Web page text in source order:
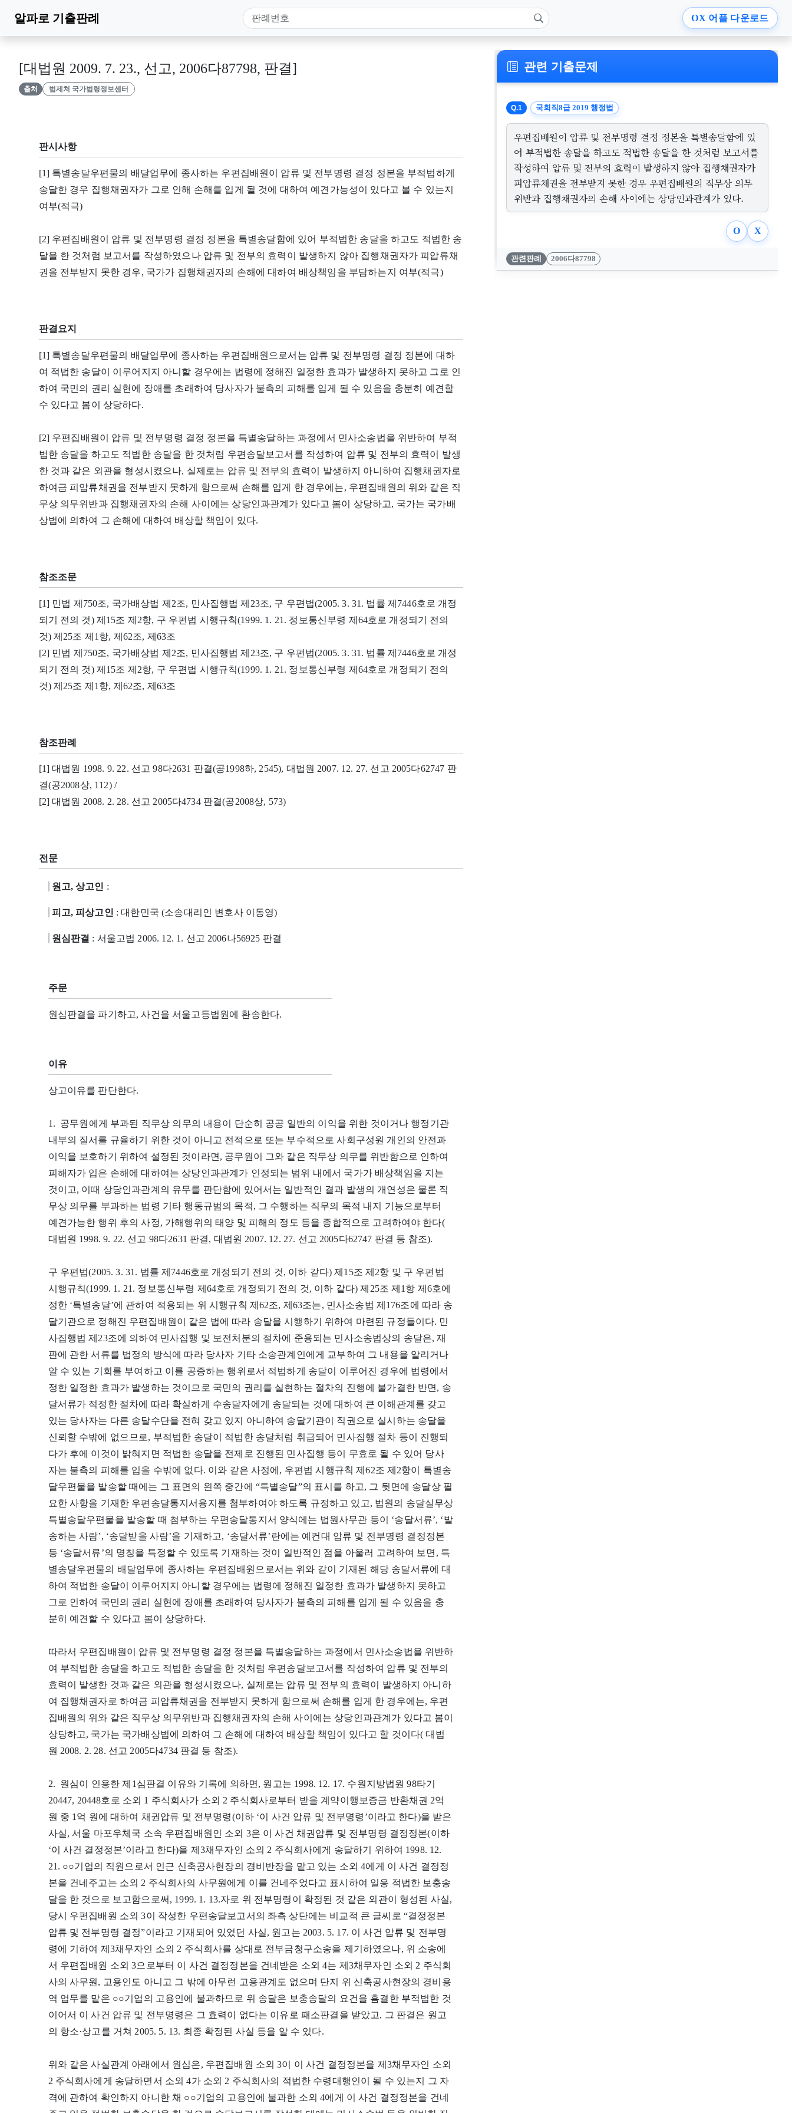
알파로 기출판례 OX 어플 다운로드
[대법원 2009. 7. 23., 선고, 2006다87798, 판결]
출처 법제처 국가법령정보센터
판시사항
[1] 특별송달우편물의 배달업무에 종사하는 우편집배원이 압류 및 전부명령 결정 정본을 부적법하게
송달한 경우 집행채권자가 그로 인해 손해를 입게 될 것에 대하여 예견가능성이 있다고 볼 수 있는지
여부(적극)
[2] 우편집배원이 압류 및 전부명령 결정 정본을 특별송달함에 있어 부적법한 송달을 하고도 적법한 송
달을 한 것처럼 보고서를 작성하였으나 압류 및 전부의 효력이 발생하지 않아 집행채권자가 피압류채
권을 전부받지 못한 경우, 국가가 집행채권자의 손해에 대하여 배상책임을 부담하는지 여부(적극)
판결요지
[1] 특별송달우편물의 배달업무에 종사하는 우편집배원으로서는 압류 및 전부명령 결정 정본에 대하
여 적법한 송달이 이루어지지 아니할 경우에는 법령에 정해진 일정한 효과가 발생하지 못하고 그로 인
하여 국민의 권리 실현에 장애를 초래하여 당사자가 불측의 피해를 입게 될 수 있음을 충분히 예견할
수 있다고 봄이 상당하다.
[2] 우편집배원이 압류 및 전부명령 결정 정본을 특별송달하는 과정에서 민사소송법을 위반하여 부적
법한 송달을 하고도 적법한 송달을 한 것처럼 우편송달보고서를 작성하여 압류 및 전부의 효력이 발생
한 것과 같은 외관을 형성시켰으나, 실제로는 압류 및 전부의 효력이 발생하지 아니하여 집행채권자로
하여금 피압류채권을 전부받지 못하게 함으로써 손해를 입게 한 경우에는, 우편집배원의 위와 같은 직
무상 의무위반과 집행채권자의 손해 사이에는 상당인과관계가 있다고 봄이 상당하고, 국가는 국가배
상법에 의하여 그 손해에 대하여 배상할 책임이 있다.
참조조문
[1] 민법 제750조, 국가배상법 제2조, 민사집행법 제23조, 구 우편법(2005. 3. 31. 법률 제7446호로 개정
되기 전의 것) 제15조 제2항, 구 우편법 시행규칙(1999. 1. 21. 정보통신부령 제64호로 개정되기 전의
것) 제25조 제1항, 제62조, 제63조
[2] 민법 제750조, 국가배상법 제2조, 민사집행법 제23조, 구 우편법(2005. 3. 31. 법률 제7446호로 개정
되기 전의 것) 제15조 제2항, 구 우편법 시행규칙(1999. 1. 21. 정보통신부령 제64호로 개정되기 전의
것) 제25조 제1항, 제62조, 제63조
참조판례
[1] 대법원 1998. 9. 22. 선고 98다2631 판결(공1998하, 2545), 대법원 2007. 12. 27. 선고 2005다62747 판
결(공2008상, 112) /
[2] 대법원 2008. 2. 28. 선고 2005다4734 판결(공2008상, 573)
전문
원고, 상고인 :
피고, 피상고인 : 대한민국 (소송대리인 변호사 이동영)
원심판결 : 서울고법 2006. 12. 1. 선고 2006나56925 판결
주문
원심판결을 파기하고, 사건을 서울고등법원에 환송한다.
이유
상고이유를 판단한다.
1. 공무원에게 부과된 직무상 의무의 내용이 단순히 공공 일반의 이익을 위한 것이거나 행정기관
내부의 질서를 규율하기 위한 것이 아니고 전적으로 또는 부수적으로 사회구성원 개인의 안전과
이익을 보호하기 위하여 설정된 것이라면, 공무원이 그와 같은 직무상 의무를 위반함으로 인하여
피해자가 입은 손해에 대하여는 상당인과관계가 인정되는 범위 내에서 국가가 배상책임을 지는
것이고, 이때 상당인과관계의 유무를 판단함에 있어서는 일반적인 결과 발생의 개연성은 물론 직
무상 의무를 부과하는 법령 기타 행동규범의 목적, 그 수행하는 직무의 목적 내지 기능으로부터
예견가능한 행위 후의 사정, 가해행위의 태양 및 피해의 정도 등을 종합적으로 고려하여야 한다(
대법원 1998. 9. 22. 선고 98다2631 판결, 대법원 2007. 12. 27. 선고 2005다62747 판결 등 참조).
구 우편법(2005. 3. 31. 법률 제7446호로 개정되기 전의 것, 이하 같다) 제15조 제2항 및 구 우편법
시행규칙(1999. 1. 21. 정보통신부령 제64호로 개정되기 전의 것, 이하 같다) 제25조 제1항 제6호에
정한 ‘특별송달’에 관하여 적용되는 위 시행규칙 제62조, 제63조는, 민사소송법 제176조에 따라 송
달기관으로 정해진 우편집배원이 같은 법에 따라 송달을 시행하기 위하여 마련된 규정들이다. 민
사집행법 제23조에 의하여 민사집행 및 보전처분의 절차에 준용되는 민사소송법상의 송달은, 재
판에 관한 서류를 법정의 방식에 따라 당사자 기타 소송관계인에게 교부하여 그 내용을 알리거나
알 수 있는 기회를 부여하고 이를 공증하는 행위로서 적법하게 송달이 이루어진 경우에 법령에서
정한 일정한 효과가 발생하는 것이므로 국민의 권리를 실현하는 절차의 진행에 불가결한 반면, 송
달서류가 적정한 절차에 따라 확실하게 수송달자에게 송달되는 것에 대하여 큰 이해관계를 갖고
있는 당사자는 다른 송달수단을 전혀 갖고 있지 아니하여 송달기관이 직권으로 실시하는 송달을
신뢰할 수밖에 없으므로, 부적법한 송달이 적법한 송달처럼 취급되어 민사집행 절차 등이 진행되
다가 후에 이것이 밝혀지면 적법한 송달을 전제로 진행된 민사집행 등이 무효로 될 수 있어 당사
자는 불측의 피해를 입을 수밖에 없다. 이와 같은 사정에, 우편법 시행규칙 제62조 제2항이 특별송
달우편물을 발송할 때에는 그 표면의 왼쪽 중간에 “특별송달”의 표시를 하고, 그 뒷면에 송달상 필
요한 사항을 기재한 우편송달통지서용지를 첨부하여야 하도록 규정하고 있고, 법원의 송달실무상
특별송달우편물을 발송할 때 첨부하는 우편송달통지서 양식에는 법원사무관 등이 ‘송달서류’, ‘발
송하는 사람’, ‘송달받을 사람’을 기재하고, ‘송달서류’란에는 예컨대 압류 및 전부명령 결정정본
등 ‘송달서류’의 명칭을 특정할 수 있도록 기재하는 것이 일반적인 점을 아울러 고려하여 보면, 특
별송달우편물의 배달업무에 종사하는 우편집배원으로서는 위와 같이 기재된 해당 송달서류에 대
하여 적법한 송달이 이루어지지 아니할 경우에는 법령에 정해진 일정한 효과가 발생하지 못하고
그로 인하여 국민의 권리 실현에 장애를 초래하여 당사자가 불측의 피해를 입게 될 수 있음을 충
분히 예견할 수 있다고 봄이 상당하다.
따라서 우편집배원이 압류 및 전부명령 결정 정본을 특별송달하는 과정에서 민사소송법을 위반하
여 부적법한 송달을 하고도 적법한 송달을 한 것처럼 우편송달보고서를 작성하여 압류 및 전부의
효력이 발생한 것과 같은 외관을 형성시켰으나, 실제로는 압류 및 전부의 효력이 발생하지 아니하
여 집행채권자로 하여금 피압류채권을 전부받지 못하게 함으로써 손해를 입게 한 경우에는, 우편
집배원의 위와 같은 직무상 의무위반과 집행채권자의 손해 사이에는 상당인과관계가 있다고 봄이
상당하고, 국가는 국가배상법에 의하여 그 손해에 대하여 배상할 책임이 있다고 할 것이다( 대법
원 2008. 2. 28. 선고 2005다4734 판결 등 참조).
2. 원심이 인용한 제1심판결 이유와 기록에 의하면, 원고는 1998. 12. 17. 수원지방법원 98타기
20447, 20448호로 소외 1 주식회사가 소외 2 주식회사로부터 받을 계약이행보증금 반환채권 2억
원 중 1억 원에 대하여 채권압류 및 전부명령(이하 ‘이 사건 압류 및 전부명령’이라고 한다)을 받은
사실, 서울 마포우체국 소속 우편집배원인 소외 3은 이 사건 채권압류 및 전부명령 결정정본(이하
‘이 사건 결정정본’이라고 한다)을 제3채무자인 소외 2 주식회사에게 송달하기 위하여 1998. 12.
21. ○○기업의 직원으로서 인근 신축공사현장의 경비반장을 맡고 있는 소외 4에게 이 사건 결정정
본을 건네주고는 소외 2 주식회사의 사무원에게 이를 건네주었다고 표시하여 일응 적법한 보충송
달을 한 것으로 보고함으로써, 1999. 1. 13.자로 위 전부명령이 확정된 것 같은 외관이 형성된 사실,
당시 우편집배원 소외 3이 작성한 우편송달보고서의 좌측 상단에는 비교적 큰 글씨로 “결정정본
압류 및 전부명령 결정”이라고 기재되어 있었던 사실, 원고는 2003. 5. 17. 이 사건 압류 및 전부명
령에 기하여 제3채무자인 소외 2 주식회사를 상대로 전부금청구소송을 제기하였으나, 위 소송에
서 우편집배원 소외 3으로부터 이 사건 결정정본을 건네받은 소외 4는 제3채무자인 소외 2 주식회
사의 사무원, 고용인도 아니고 그 밖에 아무런 고용관계도 없으며 단지 위 신축공사현장의 경비용
역 업무를 맡은 ○○기업의 고용인에 불과하므로 위 송달은 보충송달의 요건을 흠결한 부적법한 것
이어서 이 사건 압류 및 전부명령은 그 효력이 없다는 이유로 패소판결을 받았고, 그 판결은 원고
의 항소·상고를 거쳐 2005. 5. 13. 최종 확정된 사실 등을 알 수 있다.
위와 같은 사실관계 아래에서 원심은, 우편집배원 소외 3이 이 사건 결정정본을 제3채무자인 소외
2 주식회사에게 송달하면서 소외 4가 소외 2 주식회사의 적법한 수령대행인이 될 수 있는지 그 자
격에 관하여 확인하지 아니한 채 ○○기업의 고용인에 불과한 소외 4에게 이 사건 결정정본을 건네
관련 기출문제
Q.1 국회직8급 2019 행정법
우편집배원이 압류 및 전부명령 결정 정본을 특별송달함에 있
어 부적법한 송달을 하고도 적법한 송달을 한 것처럼 보고서를
작성하여 압류 및 전부의 효력이 발생하지 않아 집행채권자가
피압류채권을 전부받지 못한 경우 우편집배원의 직무상 의무
위반과 집행채권자의 손해 사이에는 상당인과관계가 있다.
O X
관련판례 2006다87798